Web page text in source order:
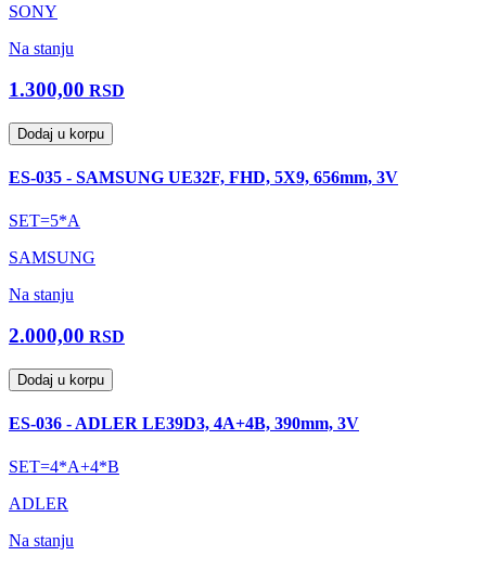
SONY
Na stanju
1.300,00 RSD
Dodaj u korpu
ES-035 - SAMSUNG UE32F, FHD, 5X9, 656mm, 3V
SET=5*A
SAMSUNG
Na stanju
2.000,00 RSD
Dodaj u korpu
ES-036 - ADLER LE39D3, 4A+4B, 390mm, 3V
SET=4*A+4*B
ADLER
Na stanju